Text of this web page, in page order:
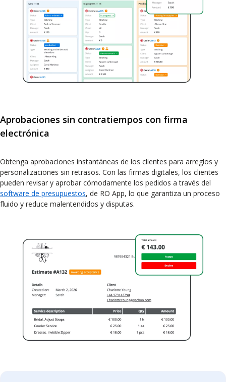
Aprobaciones sin contratiempos con firma
electrónica
Obtenga aprobaciones instantáneas de los clientes para arreglos y
personalizaciones sin retrasos. Con las firmas digitales, los clientes
pueden revisar y aprobar cómodamente los pedidos a través del
software de presupuestos, de RO App, lo que garantiza un proceso
fluido y reduce malentendidos y disputas.